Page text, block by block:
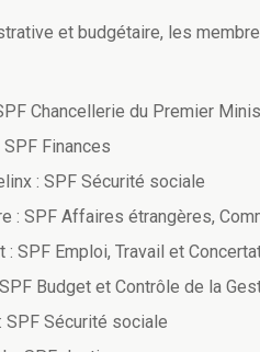
et budgétaire, les
Chancellerie du Premier
Finances
: SPF Sécurité sociale
: SPF Affaires étrangères,
SPF Emploi, Travail et
Budget et Contrôle de la
SPF Sécurité sociale